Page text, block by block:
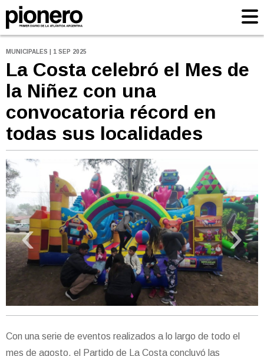
MUNICIPALES | 1 SEP 2025
La Costa celebró el Mes de
la Niñez con una
convocatoria récord en
todas sus localidades
‹ ›
Con una serie de eventos realizados a lo largo de todo el
mes de agosto, el Partido de La Costa concluyó las